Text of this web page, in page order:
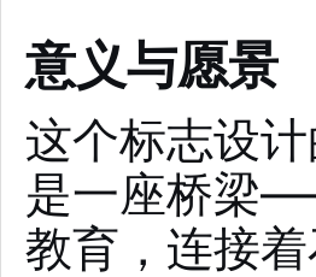
意义与愿景
这个标志设
是一座桥梁
教育，连接